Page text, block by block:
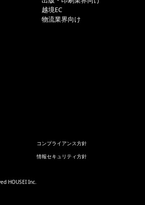
越境EC
物流業界向け
コンプライアンス方針
情報セキュリティ方針
HOUSEI Inc.